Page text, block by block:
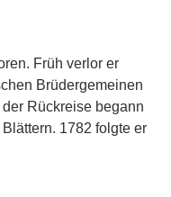
Früh verlor er
Brüdergemeinen
Rückreise begann
1782 folgte er